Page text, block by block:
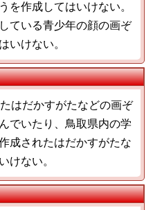
を作成してはいけない。
ている青少年の顔の画ぞ
いけない。
はだかすがたなどの画ぞ
でいたり、鳥取県内の学
成されたはだかすがたな
けない。